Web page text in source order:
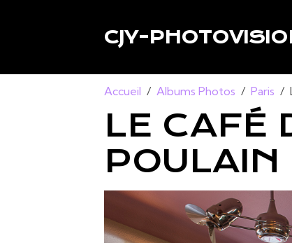
CJY-
Accueil Albums Photos Paris
LE CAFÉ
POULAIN